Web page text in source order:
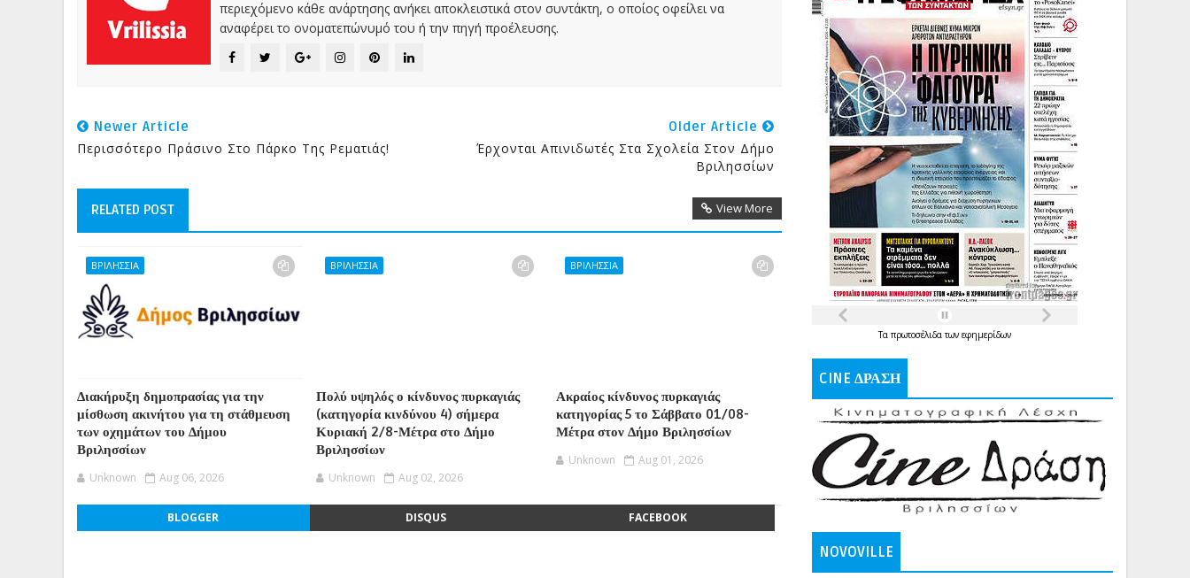
περιεχόμενο κάθε ανάρτησης ανήκει αποκλειστικά στον συντάκτη, ο οποίος οφείλει να
αναφέρει το ονοματεπώνυμό του ή την πηγή προέλευσης.
Newer Article
Περισσότερο Πράσινο Στο Πάρκο Της Ρεματιάς!
Older Article
Έρχονται Απινιδωτές Στα Σχολεία Στον Δήμο
Βριλησσίων
RELATED POST View More
ΒΡΙΛΗΣΣΙΑ
Διακήρυξη δημοπρασίας για την
μίσθωση ακινήτου για τη στάθμευση
των οχημάτων του Δήμου
Βριλησσίων
Unknown Aug 06, 2026
ΒΡΙΛΗΣΣΙΑ
Πολύ υψηλός ο κίνδυνος πυρκαγιάς
(κατηγορία κινδύνου 4) σήμερα
Κυριακή 2/8-Μέτρα στο Δήμο
Βριλησσίων
Unknown Aug 02, 2026
ΒΡΙΛΗΣΣΙΑ
Ακραίος κίνδυνος πυρκαγιάς
κατηγορίας 5 το Σάββατο 01/08-
Μέτρα στον Δήμο Βριλησσίων
Unknown Aug 01, 2026
BLOGGER DISQUS FACEBOOK
Τα πρωτοσέλιδατων εφημερίδων
CINE ΔΡΑΣΗ
NOVOVILLE